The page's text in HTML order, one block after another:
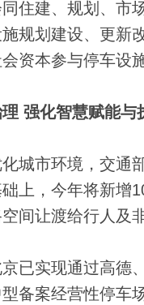
建、规划、市场
规划建设、更新
资本参与停车设
强化智慧赋能与
市环境，交通
上，今年将新增
间让渡给行人及
实现通过高德
备案经营性停车